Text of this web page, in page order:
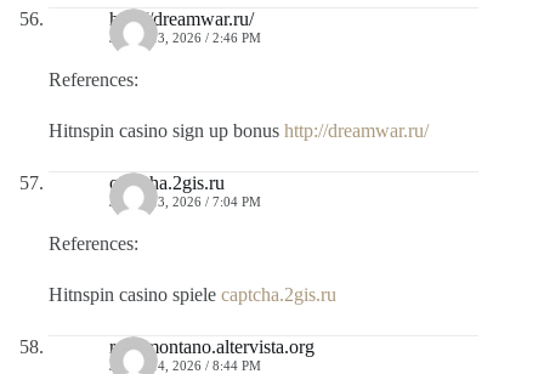
http://dreamwar.ru/
JULIO 13, 2026 / 2:46 PM
References:
Hitnspin casino sign up bonus http://dreamwar.ru/
captcha.2gis.ru
JULIO 13, 2026 / 7:04 PM
References:
Hitnspin casino spiele captcha.2gis.ru
rodomontano.altervista.org
JULIO 14, 2026 / 8:44 PM